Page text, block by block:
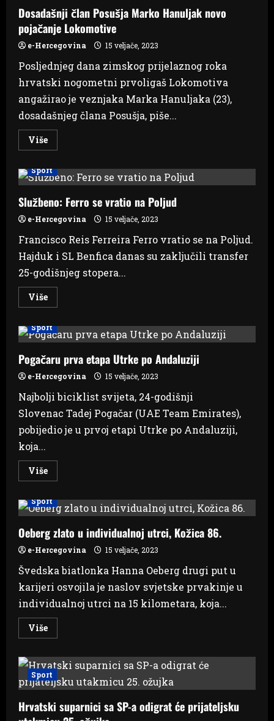
u
suzama
oprostila
od
Ćire
Dosadašnji član Posušja Marko Hanuljak novo
pojačanje Lokomotive
e-Hercegovina 15 veljače, 2023
Posljednjeg dana zimskog prijelaznog roka
hrvatski nogometni prvoligaš Lokomotiva
angažirao je veznjaka Marka Hanuljaka (23),
dosadašnjeg člana Posušja, piše...
VišeRead
more
član
Posušja
Hanuljak
novo
pojačanje
Lokomotive
Sport
Službeno: Ferro se vratio na Poljud
e-Hercegovina 15 veljače, 2023
Francisco Reis Ferreira Ferro vratio se na Poljud.
Hajduk i SL Benfica danas su zaključili transfer
25-godišnjeg stopera...
VišeRead
more
Ferro
se
na
Poljud
Sport
Pogačaru prva etapa Utrke po Andaluziji
e-Hercegovina 15 veljače, 2023
Najbolji biciklist svijeta, 24-godišnji
Slovenac Tadej Pogačar (UAE Team Emirates),
pobijedio je u prvoj etapi Utrke po Andaluziji,
koja...
VišeRead
more
prva
etapa
po
Andaluziji
Sport
Oeberg zlato u individualnoj utrci, Kožica 86.
e-Hercegovina 15 veljače, 2023
Švedska biatlonka Hanna Oeberg drugi put u
karijeri osvojila je naslov svjetske prvakinje u
individualnoj utrci na 15 kilometara, koja...
VišeRead
more
zlato
u
individualnoj
utrci,
86.
Sport
Hrvatski suparnici sa SP-a odigrat će prijateljsku